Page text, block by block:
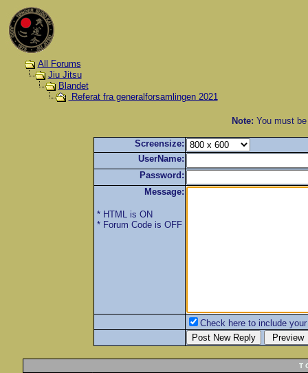
All Forums
Jiu Jitsu
Blandet
Referat fra generalforsamlingen 2021
Note: You must
Screensize:
UserName:
Password:
Message:
* HTML is ON
* Forum Code is OFF
Check here to include
T